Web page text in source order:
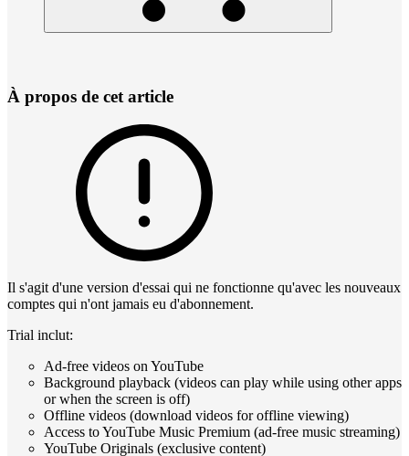
À propos de cet article
Il s'agit d'une version d'essai qui ne fonctionne qu'avec les nouveaux
comptes qui n'ont jamais eu d'abonnement.
Trial inclut:
Ad-free videos on YouTube
Background playback (videos can play while using other apps
or when the screen is off)
Offline videos (download videos for offline viewing)
Access to YouTube Music Premium (ad-free music streaming)
YouTube Originals (exclusive content)